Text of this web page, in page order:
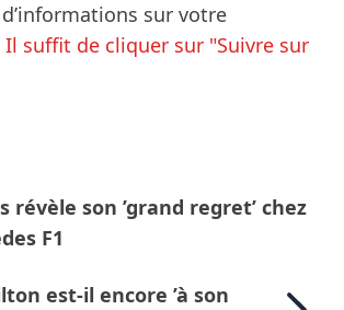
sur votre
Il suffit de cliquer sur "Suivre sur
révèle son ’grand regret’ chez
F1
est-il encore ’à son